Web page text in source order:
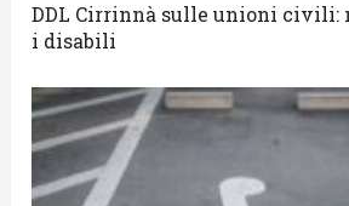
DDL Cirrinnà sulle unioni civili:
i disabili